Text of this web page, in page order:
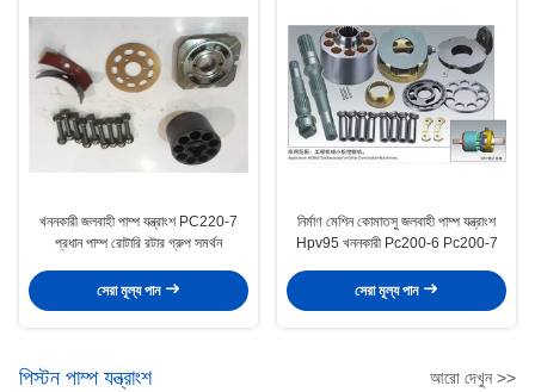
খননকারী জলবাহী পাম্প যন্ত্রাংশ PC220-7
প্রধান পাম্প রোটারি রটার গ্রুপ সমর্থন
সেরা মূল্য পান
নির্মাণ মেশিন কোমাতসু জলবাহী পাম্প যন্ত্রাংশ
Hpv95 খননকারী Pc200-6 Pc200-7
সেরা মূল্য পান
পিস্টন পাম্প যন্ত্রাংশ আরো দেখুন >>